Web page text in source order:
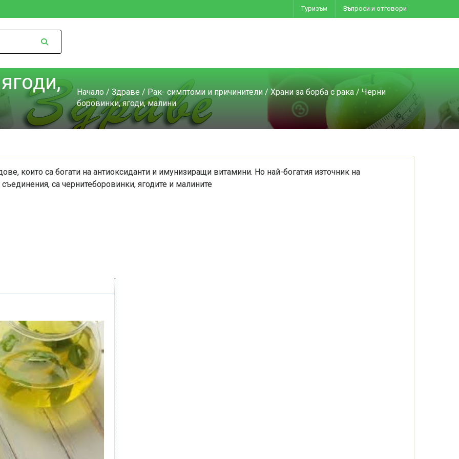
Туризъм Въпроси и отговори
Начало / Здраве / Рак- симптоми и причинители /Храни за борба с рака / Черни
боровинки, ягоди, малини
които са богати на антиоксиданти и имунизиращи витамини. Но най-богатия източник на
са чернитеборовинки, ягодите и малините